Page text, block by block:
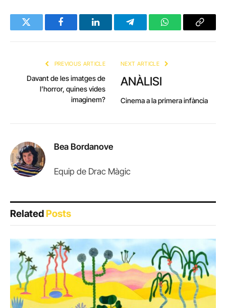
Twitter FacebookLinkedInTelegramWhatsAppCopy
PREVIOUS ARTICLE
Davant de les imatges de
l’horror, quines vides
imaginem?
NEXT ARTICLE
ANÀLISI
Cinema a la primera infància
Bea Bordanove
Equip de Drac Màgic
RelatedPosts